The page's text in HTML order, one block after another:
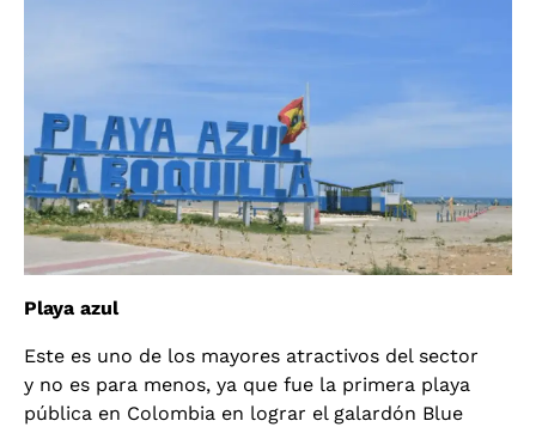
Playa azul
Este es uno de los mayores atractivos del sector
y no es para menos, ya que fue la primera playa
pública en Colombia en lograr el galardón Blue